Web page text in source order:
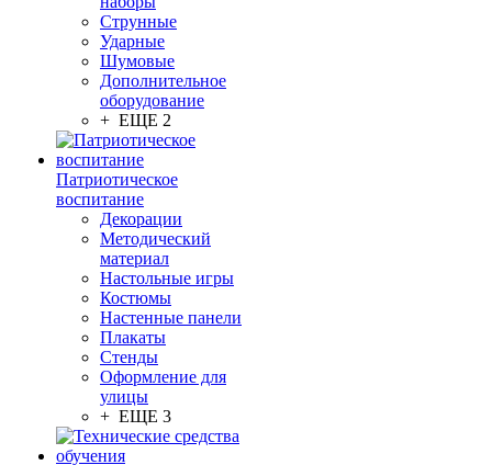
Струнные
Ударные
Шумовые
Дополнительное
оборудование
+ ЕЩЕ 2
Патриотическое
воспитание
Декорации
Методический
материал
Настольные игры
Костюмы
Настенные панели
Плакаты
Стенды
Оформление для
улицы
+ ЕЩЕ 3